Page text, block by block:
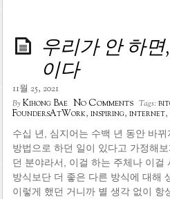
우리가 안 하
이다
11월 25, 2021
ByKihong Bae No Comments Tags:
FoundersAtWork, inspiring, internet,
수십 년, 심지어는 수백 년 동안 바
방법으로 하던 일이 있다고 가정해
던 분야라서, 이걸 하는 주체나 이걸
방식보단 더 좋은 다른 방식에 대해
이렇게 했던 거니까 별 생각 없이 항